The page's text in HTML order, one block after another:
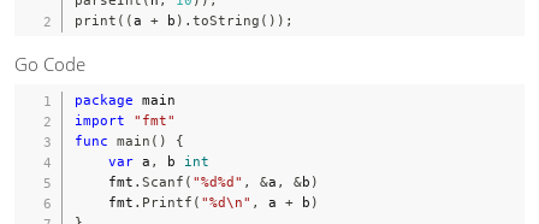
print ( (a + b ) . toString ( ) ) ;
Go Code
package
import
"fmt"
func main ( )
{
var a , b
int
    fmt
. Scanf ( "%d%d" , &a , &b )
    fmt
. Printf ( "%d\n" , a + b )